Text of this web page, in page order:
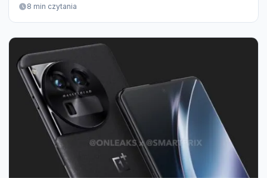
8 min czytania